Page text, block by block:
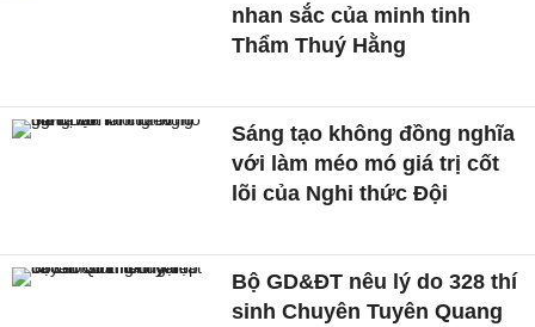
nhan sắc của minh tinh
Thẩm Thuý Hằng
Sáng tạo không đồng nghĩa
với làm méo mó giá trị cốt
lõi của Nghi thức Đội
Bộ GD&ĐT nêu lý do 328 thí
sinh Chuyên Tuyên Quang